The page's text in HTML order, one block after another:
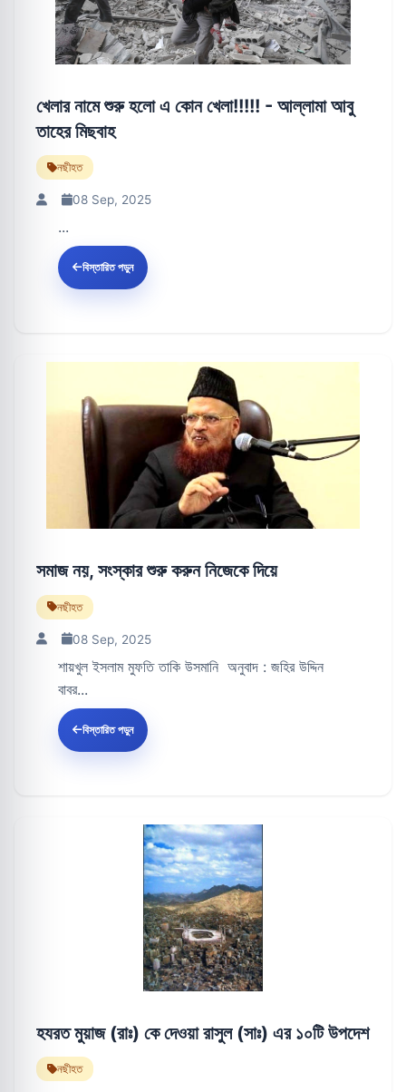
খেলার নামে শুরু হলো এ কোন খেলা!!!!! - আল্লামা আবু
তাহের মিছবাহ
নছীহত
08 Sep, 2025
...
বিস্তারিত পড়ুন
সমাজ নয়, সংস্কার শুরু করুন নিজেকে দিয়ে
নছীহত
08 Sep, 2025
শায়খুল ইসলাম মুফতি তাকি উসমানি অনুবাদ : জহির উদ্দিন
বাবর...
বিস্তারিত পড়ুন
হযরত মুয়াজ (রাঃ) কে দেওয়া রাসুল (সাঃ) এর ১০টি উপদেশ
নছীহত